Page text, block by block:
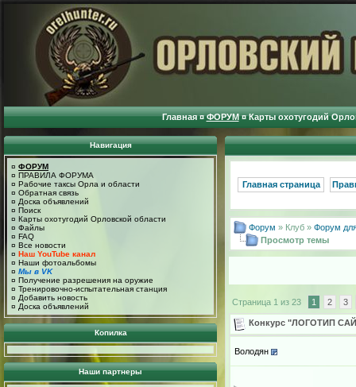
Главная ¤ ФОРУМ ¤ Карты охотугодий
Навигация
¤ ФОРУМ
¤ ПРАВИЛА ФОРУМА
¤ Рабочие таксы Орла и области
¤ Обратная связь
¤ Доска объявлений
¤ Поиск
¤ Карты охотугодий Орловской области
¤ Файлы
¤ FAQ
¤ Все новости
¤ Наш YouTube канал
¤ Наши фотоальбомы
¤ Мы в VK
¤ Получение разрешения на оружие
¤ Тренировочно-испытательная станция
¤ Добавить новость
¤ Доска объявлений
Копилка
Наши партнеры
Главная страница
Форум » Клуб » Форум
Просмотр темы
Страница 1 из 23 1 2 3
Конкурс "ЛОГОТИП
Володян